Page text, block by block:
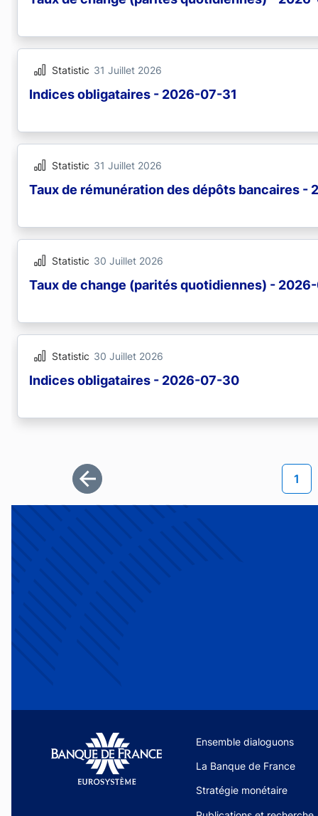
Statistic 31 Juillet 2026
Indices obligataires - 2026-07-31
Statistic 31 Juillet 2026
Taux de rémunération des dépôts bancaires -
Statistic 30 Juillet 2026
Taux de change (parités quotidiennes) -
Statistic 30 Juillet 2026
Indices obligataires - 2026-07-30
Première page
1
Site navigation
Ensemble dialoguons
La Banque de France
Stratégie monétaire